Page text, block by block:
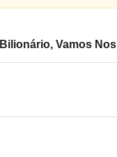
Bilionário, Vamos